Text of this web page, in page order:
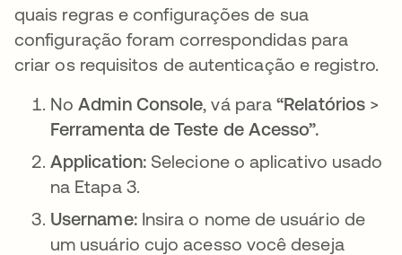
quais regras e configurações de sua
configuração foram correspondidas para
criar os requisitos de autenticação e registro.
NoAdmin Console, vá para“Relatórios >
Ferramenta de Teste de Acesso”.
Application: Selecione o aplicativo usado
na Etapa 3.
Username: Insira o nome de usuário de
um usuário cujo acesso você deseja